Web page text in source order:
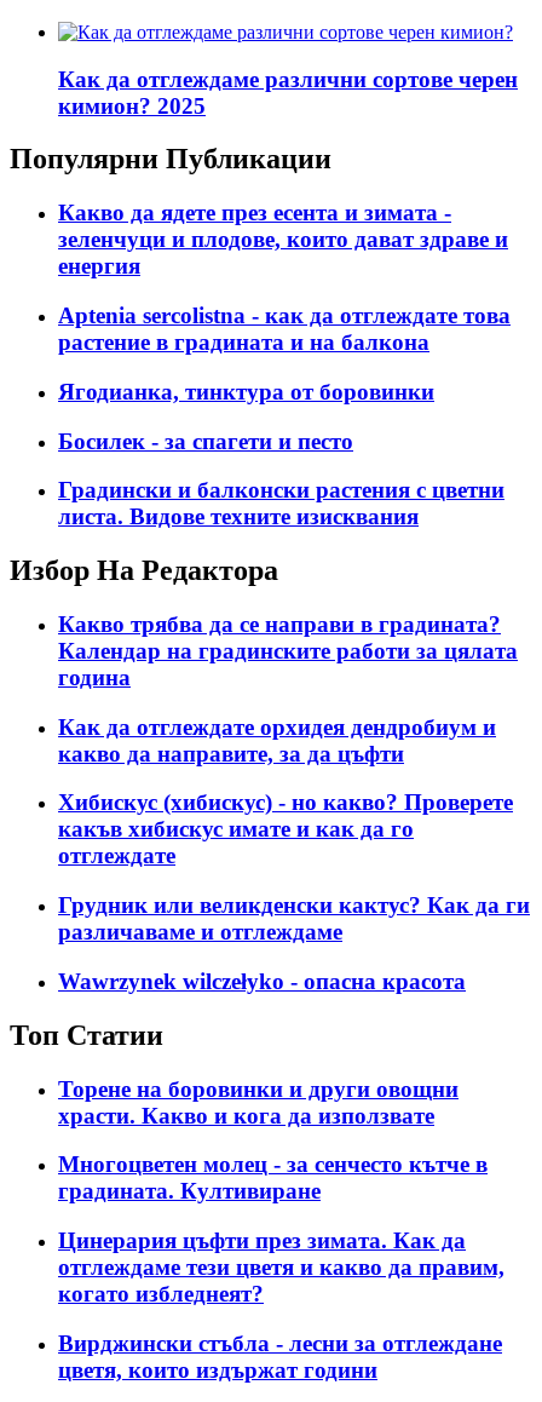
Как да отглеждаме различни сортове черен
кимион? 2025
Популярни Публикации
Какво да ядете през есента и зимата -
зеленчуци и плодове, които дават здраве и
енергия
Aptenia sercolistna - как да отглеждате това
растение в градината и на балкона
Ягодианка, тинктура от боровинки
Босилек - за спагети и песто
Градински и балконски растения с цветни
листа. Видове техните изисквания
Избор На Редактора
Какво трябва да се направи в градината?
Календар на градинските работи за цялата
година
Как да отглеждате орхидея дендробиум и
какво да направите, за да цъфти
Хибискус (хибискус) - но какво? Проверете
какъв хибискус имате и как да го
отглеждате
Грудник или великденски кактус? Как да ги
различаваме и отглеждаме
Wawrzynek wilczełyko - опасна красота
Топ Статии
Торене на боровинки и други овощни
храсти. Какво и кога да използвате
Многоцветен молец - за сенчесто кътче в
градината. Култивиране
Цинерария цъфти през зимата. Как да
отглеждаме тези цветя и какво да правим,
когато избледнеят?
Вирджински стъбла - лесни за отглеждане
цветя, които издържат години